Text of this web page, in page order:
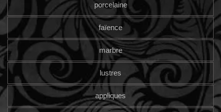
porcelaine
faïence
marbre
lustres
appliques